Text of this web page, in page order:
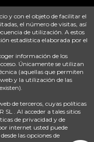
Aviso legal
y con el objeto de facilitar el
el número de visitas, así
de utilización. A estos
estadística elaborada por el
información de los
Únicamente se utilizan
(aquellas que permiten
y la utilización de las
de terceros, cuyas políticas
SL . Al acceder a tales sitios
de privacidad y de
internet usted puede
las opciones de